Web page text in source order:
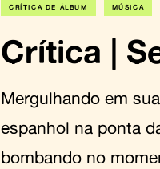
CRÍTICA DE ÁLBUM MÚSICA
Crítica |
Mergulhando em
espanhol na ponta
bombando no